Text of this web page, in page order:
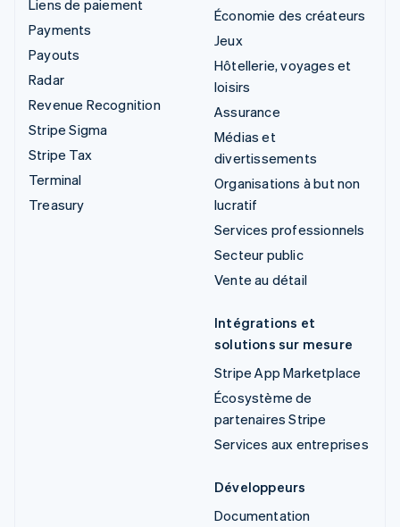
Liens de paiement
Payments
Payouts
Radar
Revenue Recognition
Stripe Sigma
Stripe Tax
Terminal
Treasury
Économie des créateurs
Jeux
Hôtellerie, voyages et
loisirs
Assurance
Médias et
divertissements
Organisations à but non
lucratif
Services professionnels
Secteur public
Vente au détail
Intégrations et
solutions sur mesure
Stripe App Marketplace
Écosystème de
partenaires Stripe
Services aux entreprises
Développeurs
Documentation